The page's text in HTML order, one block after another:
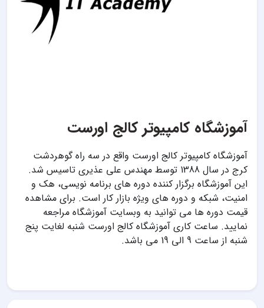
آموزشگاه کامپیوتر کالج اورست
آموزشگاه کامپیوتر کالج اورست واقع در سه راه گوهردشت
کرج در سال 1388 توسط مهندس علی عذیری تاسیس شد.
این آموزشگاه برگزار کننده دوره های برنامه نویسی، هک و
امنیت، شبکه و دوره های ویژه بازار کار است. برای مشاهده
قیمت دوره ها می توانید به وبسایت آموزشگاه مراجعه
نمایید. ساعت کاری آموزشگاه کالج اورست شنبه لغایت پنج
شنبه از ساعت 9 الی 19 می باشد.